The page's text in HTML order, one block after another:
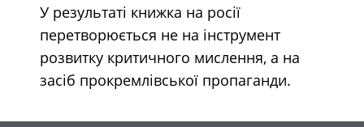
У результаті книжка на росії
перетворюється не на інструмент
розвитку критичного мислення, а на
засіб прокремлівської пропаганди.